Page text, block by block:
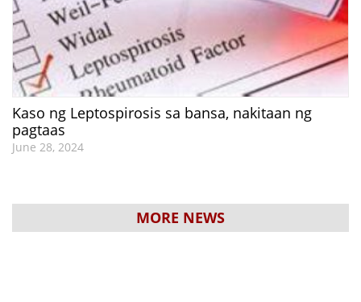
Kaso ng Leptospirosis sa bansa, nakitaan ng
pagtaas
June 28, 2024
MORE NEWS